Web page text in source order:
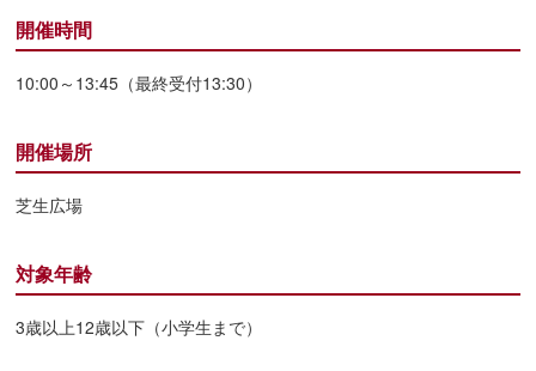
開催時間
10:00～13:45（最終受付13:30）
開催場所
芝生広場
対象年齢
3歳以上12歳以下（小学生まで）